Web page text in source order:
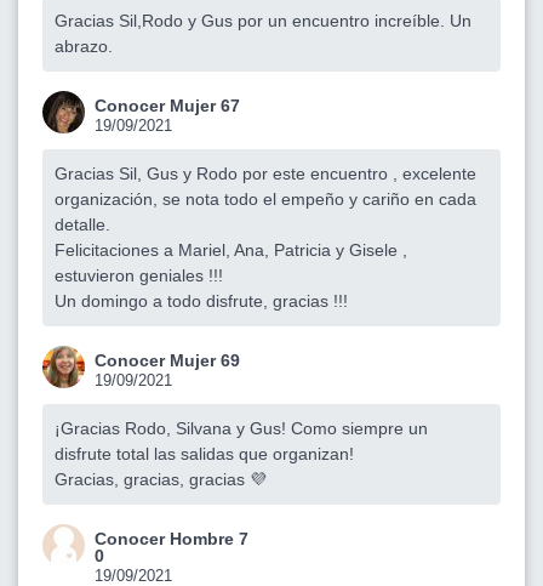
Gracias Sil,Rodo y Gus por un encuentro increíble. Un
abrazo.
Conocer Mujer 67
19/09/2021
Gracias Sil, Gus y Rodo por este encuentro , excelente
organización, se nota todo el empeño y cariño en cada
detalle.
Felicitaciones a Mariel, Ana, Patricia y Gisele ,
estuvieron geniales !!!
Un domingo a todo disfrute, gracias !!!
Conocer Mujer 69
19/09/2021
¡Gracias Rodo, Silvana y Gus! Como siempre un
disfrute total las salidas que organizan!
Gracias, gracias, gracias 💜
Conocer Hombre 7
0
19/09/2021